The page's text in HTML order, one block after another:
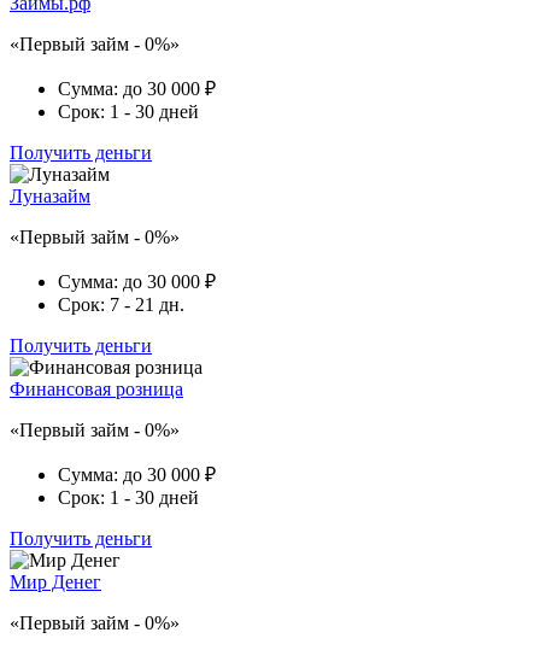
«Первый займ - 0%»
Сумма: до 30 000 ₽
Срок: 1 - 30 дней
Получить деньги
Луназайм
«Первый займ - 0%»
Сумма: до 30 000 ₽
Срок: 7 - 21 дн.
Получить деньги
Финансовая розница
«Первый займ - 0%»
Сумма: до 30 000 ₽
Срок: 1 - 30 дней
Получить деньги
Мир Денег
«Первый займ - 0%»